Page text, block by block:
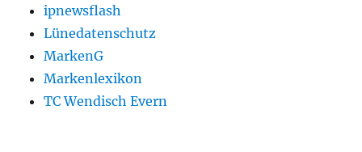
ipnewsflash
Lünedatenschutz
MarkenG
Markenlexikon
TC Wendisch Evern